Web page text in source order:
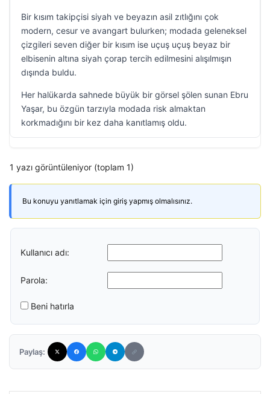
Bir kısım takipçisi siyah ve beyazın asil zıtlığını çok
modern, cesur ve avangart bulurken; modada geleneksel
çizgileri seven diğer bir kısım ise uçuş uçuş beyaz bir
elbisenin altına siyah çorap tercih edilmesini alışılmışın
dışında buldu.
Her halükarda sahnede büyük bir görsel şölen sunan Ebru
Yaşar, bu özgün tarzıyla modada risk almaktan
korkmadığını bir kez daha kanıtlamış oldu.
1 yazı görüntüleniyor (toplam 1)
Bu konuyu yanıtlamak için giriş yapmış olmalısınız.
Kullanıcı adı:
Parola:
Beni hatırla
Paylaş: